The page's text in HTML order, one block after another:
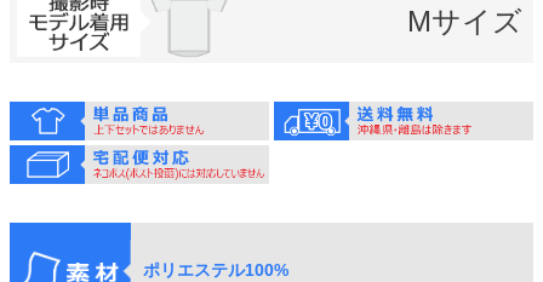
Mサイズ
ポリエステル100%